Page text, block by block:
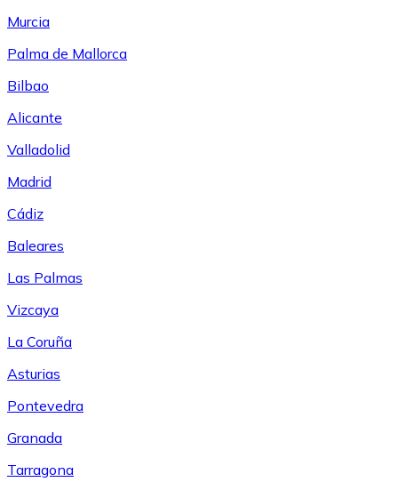
Murcia
Palma de Mallorca
Bilbao
Alicante
Valladolid
Madrid
Cádiz
Baleares
Las Palmas
Vizcaya
La Coruña
Asturias
Pontevedra
Granada
Tarragona